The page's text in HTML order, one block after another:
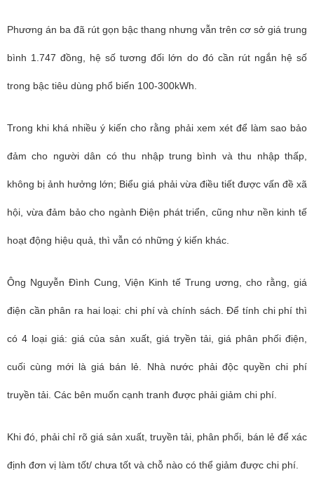
Phương án ba đã rút gọn bậc thang nhưng vẫn trên cơ sở giá trung
bình 1.747 đồng, hệ số tương đối lớn do đó cần rút ngắn hệ số
trong bậc tiêu dùng phổ biến 100-300kWh.
Trong khi khá nhiều ý kiến cho rằng phải xem xét để làm sao bảo
đảm cho người dân có thu nhập trung bình và thu nhập thấp,
không bị ảnh hưởng lớn; Biểu giá phải vừa điều tiết được vấn đề xã
hội, vừa đảm bảo cho ngành Điện phát triển, cũng như nền kinh tế
hoạt động hiệu quả, thì vẫn có những ý kiến khác.
Ông Nguyễn Đình Cung, Viện Kinh tế Trung ương, cho rằng, giá
điện cần phân ra hai loại: chi phí và chính sách. Để tính chi phí thì
có 4 loại giá: giá của sản xuất, giá tryền tải, giá phân phối điện,
cuối cùng mới là giá bán lẻ. Nhà nước phải độc quyền chi phí
truyền tải. Các bên muốn cạnh tranh được phải giảm chi phí.
Khi đó, phải chỉ rõ giá sản xuất, truyền tải, phân phối, bán lẻ để xác
định đơn vị làm tốt/ chưa tốt và chỗ nào có thể giảm được chi phí.